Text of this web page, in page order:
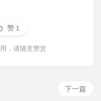
赞 1
，请随意赞赏
下一篇